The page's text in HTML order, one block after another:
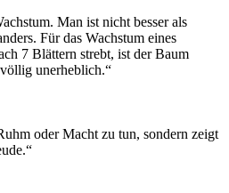
Man ist nicht besser als
Für das Wachstum eines
7 Blättern strebt, ist der Baum
unerheblich.“
oder Macht zu tun, sondern zeigt